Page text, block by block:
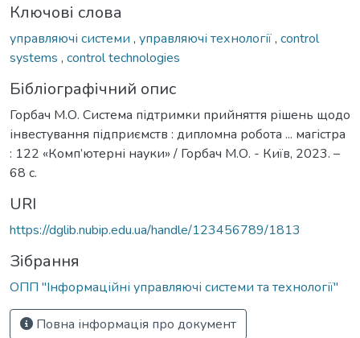
Ключові слова
управляючі системи , управляючі технології, control
systems , control technologies
Бібліографічний опис
Горбач М.О. Система підтримки прийняття рішень щодо
інвестування підприємств : дипломна робота ... магістра
: 122 «Комп’ютерні науки» / Горбач М.О. - Київ, 2023. –
68 с.
URI
https://dglib.nubip.edu.ua/handle/123456789/1813
Зібрання
ОПП "Інформаційні управляючі системи та технології"
Повна інформація про документ